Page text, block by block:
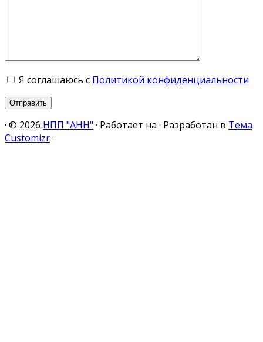
Я соглашаюсь с Политикой конфиденциальности
· © 2026 НПП "АНН" · Работает на · Разработан в Тема
Customizr·